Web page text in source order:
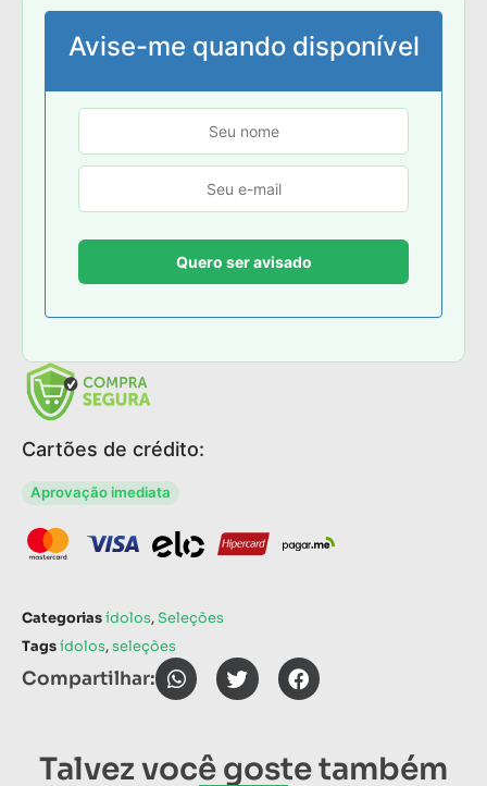
Avise-me quando disponível
Cartões de crédito:
Aprovação imediata
Categoriasídolos,Seleções
Tagsídolos,seleções
Compartilhar:
Talvez você goste também